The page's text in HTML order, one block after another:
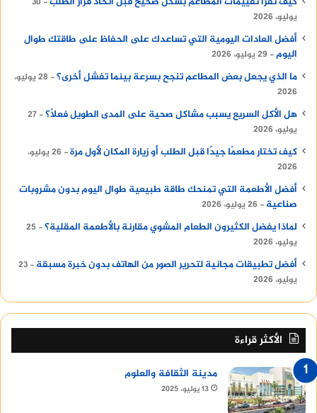
يوليو، 2026
أفضل العادات اليومية التي تساعدك على الحفاظ على طاقتك طوال
اليوم
29 يوليو، 2026
ما الذي يجعل بعض المطاعم تنجح بسرعة بينما تفشل أخرى؟
28 يوليو،
2026
هل الأكل السريع يسبب مشاكل صحية على المدى الطويل فعلًا؟ 27
يوليو، 2026
كيف تختار مطعمًا جيدًا قبل الطلب أو زيارة المكان لأول مرة
26 يوليو،
2026
أفضل الأطعمة التي تمنحك طاقة طبيعية طوال اليوم بدون مشروبات
صناعية
26 يوليو، 2026
لماذا يفضل الكثيرون الطعام المشوي مقارنة بالأطعمة المقلية؟
25
يوليو، 2026
أفضل تطبيقات مجانية لتحرير الصور من الهاتف بدون خبرة مسبقة
23
يوليو، 2026
الأكثر قراءة
مدينة الثقافة والعلوم
13 يوليو، 2025